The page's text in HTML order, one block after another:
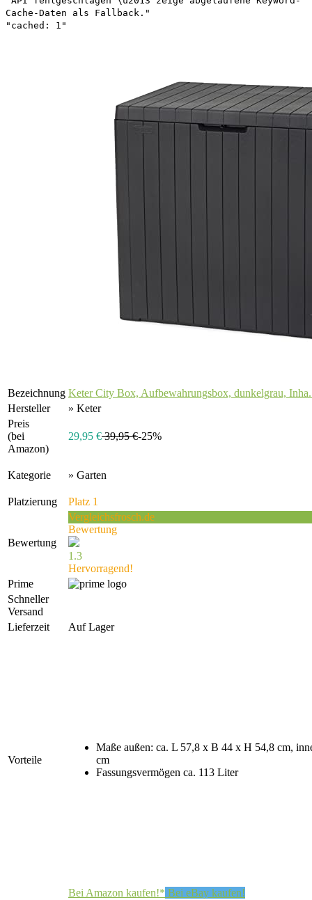
Cache-Daten als Fallback."
"cached: 1"
Bezeichnung Keter City Box, Aufbewahrungsbox, dunkelgrau,
Hersteller
» Keter
Preis
(bei
Amazon)
29,95 €39,95 €-25%
Kategorie » Garten
Platzierung Platz 1
Bewertung
Vergleichsfrosch.de
Bewertung
1.3
Hervorragend!
Prime
Schneller
Versand
Lieferzeit
Auf Lager
Vorteile
Maße außen: ca. L 57,8 x B 44 x H 54,8 cm,
cm
Fassungsvermögen ca. 113 Liter
Bei Amazon kaufen!* Bei eBay kaufen!